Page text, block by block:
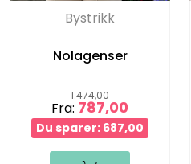
Bystrikk
Nolagenser
1.474,00
Fra: 787,00
Du sparer: 687,00